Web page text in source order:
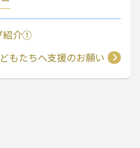
紹介①
もたちへ支援のお願い